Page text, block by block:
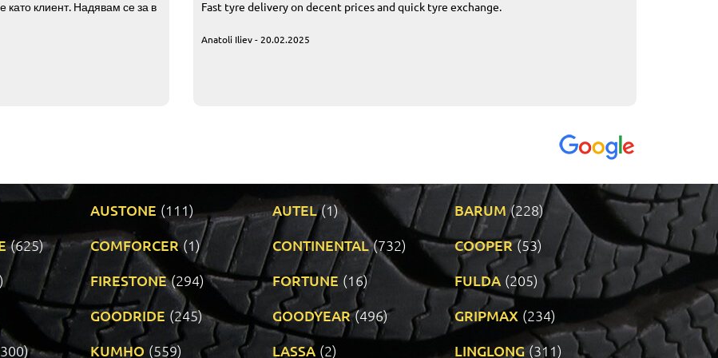
като клиент. Надявам се за в
Fast tyre delivery on decent prices and quick tyre exchange.
Anatoli Iliev - 20.02.2025
AUSTONE (111) AUTEL (1) BARUM (228)
(625) COMFORCER (1) CONTINENTAL (732) COOPER (53)
FIRESTONE (294) FORTUNE (16) FULDA (205)
GOODRIDE (245) GOODYEAR (496) GRIPMAX (234)
KUMHO (559) LASSA (2) LINGLONG (311)